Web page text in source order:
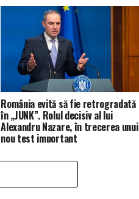
România evită să fie retrogradată
în „JUNK”. Rolul decisiv al lui
Alexandru Nazare, în trecerea unui
nou test important